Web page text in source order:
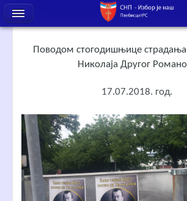
Поводом стогодишњице страдања
Николаја Другог
17.07.2018. год.